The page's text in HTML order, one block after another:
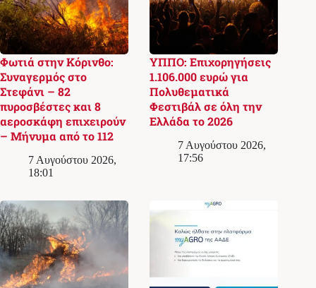
Φωτιά στην Κόρινθο:
Συναγερμός στο
Στεφάνι – 82
πυροσβέστες και 8
αεροσκάφη επιχειρούν
– Μήνυμα από το 112
7 Αυγούστου 2026,
18:01
ΥΠΠΟ: Επιχορηγήσεις
1.106.000 ευρώ για
Πολυθεματικά
Φεστιβάλ σε όλη την
Ελλάδα το 2026
7 Αυγούστου 2026,
17:56